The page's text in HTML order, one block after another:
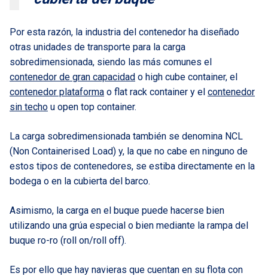
Por esta razón, la industria del contenedor ha diseñado
otras unidades de transporte para la carga
sobredimensionada, siendo las más comunes el
contenedor de gran capacidad o high cube container, el
contenedor plataforma o flat rack container y el contenedor
sin techo u open top container.
La carga sobredimensionada también se denomina NCL
(Non Containerised Load) y, la que no cabe en ninguno de
estos tipos de contenedores, se estiba directamente en la
bodega o en la cubierta del barco.
Asimismo, la carga en el buque puede hacerse bien
utilizando una grúa especial o bien mediante la rampa del
buque ro-ro (roll on/roll off).
Es por ello que hay navieras que cuentan en su flota con